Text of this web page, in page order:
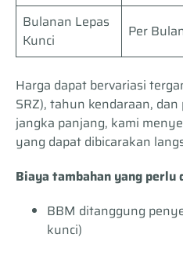
Bulanan Lepas
Kunci
Per
Harga dapat bervariasi
SRZ), tahun kendaraan,
jangka panjang, kami
yang dapat dibicarakan
Biaya tambahan yang perlu
BBM ditanggung
kunci)